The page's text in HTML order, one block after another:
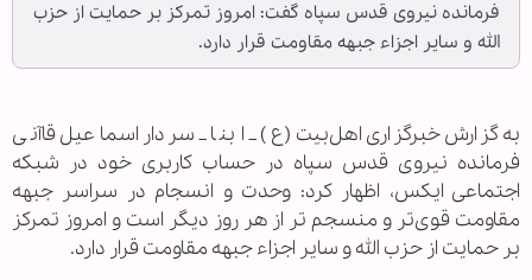
فرمانده نیروی قدس سپاه گفت: امروز تمرکز بر حمایت از حزب
الله و سایر اجزاء جبهه مقاومت قرار دارد.
به گزارش خبرگزاری اهل‌بیت(ع) _ ابنا _ سردار اسماعیل قاآنی
فرمانده نیروی قدس سپاه در حساب کاربری خود در شبکه
اجتماعی ایکس، اظهار کرد: وحدت و انسجام در سراسر جبهه
مقاومت قوی‌تر و منسجم تر از هر روز دیگر است و امروز تمرکز
بر حمایت از حزب الله و سایر اجزاء جبهه مقاومت قرار دارد.